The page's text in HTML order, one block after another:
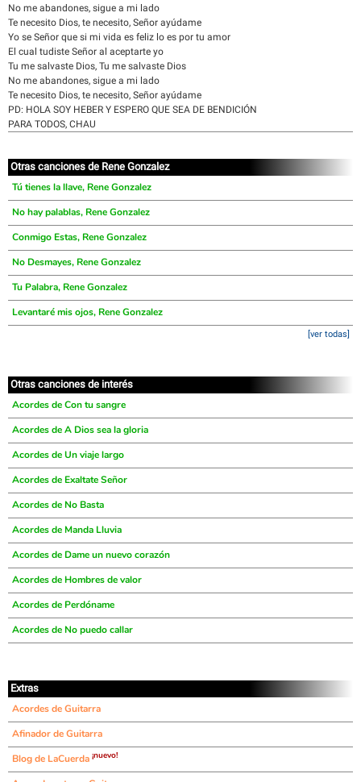
No me abandones, sigue a mi lado
Te necesito Dios, te necesito, Señor ayúdame
Yo se Señor que si mi vida es feliz lo es por tu amor
El cual tudiste Señor al aceptarte yo
Tu me salvaste Dios, Tu me salvaste Dios
No me abandones, sigue a mi lado
Te necesito Dios, te necesito, Señor ayúdame
PD: HOLA SOY HEBER Y ESPERO QUE SEA DE BENDICIÓN
PARA TODOS, CHAU
Otras canciones de Rene Gonzalez
Tú tienes la llave, Rene Gonzalez
No hay palablas, Rene Gonzalez
Conmigo Estas, Rene Gonzalez
No Desmayes, Rene Gonzalez
Tu Palabra, Rene Gonzalez
Levantaré mis ojos, Rene Gonzalez
[ver todas]
Otras canciones de interés
Acordes de Con tu sangre
Acordes de A Dios sea la gloria
Acordes de Un viaje largo
Acordes de Exaltate Señor
Acordes de No Basta
Acordes de Manda Lluvia
Acordes de Dame un nuevo corazón
Acordes de Hombres de valor
Acordes de Perdóname
Acordes de No puedo callar
Extras
Acordes de Guitarra
Afinador de Guitarra
Blog de LaCuerda ¡nuevo!